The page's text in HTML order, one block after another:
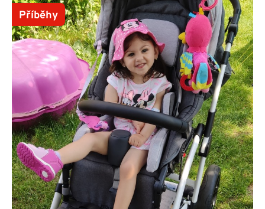
Příběhy